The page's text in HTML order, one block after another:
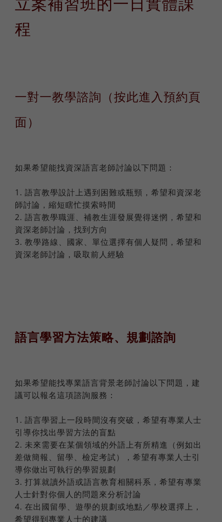
程
一對一教學諮詢（按此進入預約頁
面）
如果希望能找資深語言老師討論以下問題：
1. 語言教學設計上遇到困難或瓶頸，希望和資深老
師討論，縮短瞎忙摸索時間
2. 語言教學職涯、補教生涯發展覺得迷惘，希望和
資深老師討論，找到方向
3. 教學路線、國家、單位選擇有個人疑問，希望和
資深老師討論，吸取前人經驗
語言學習方法策略、規劃諮詢
如果希望能找專業語言背景老師討論以下問題，建
議可以報名這項諮詢服務：
1. 語言學習上一段時間沒有突破，希望有專業人士
引導你找出學習方法的盲點
2. 未來需要在某個領域的外語上有所精進（例如出
差做簡報、留學、檢定考試），希望有專業人士引
導你做出可執行的學習規劃
3. 打算就讀外語或語言教育相關科系，希望有專業
人士針對你個人的問題來分析討論
4. 在出國留學、遊學的規劃或地點／學校選擇上，
希望得到專業人士的建議